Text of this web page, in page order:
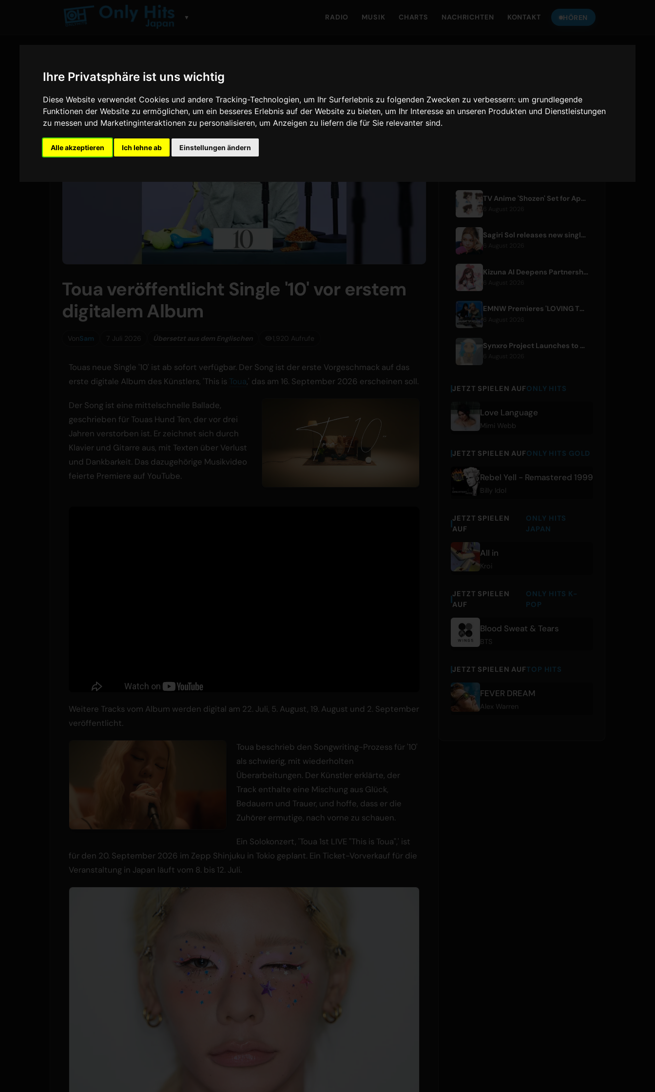
Ihre Privatsphäre ist uns wichtig
Diese Website verwendet Cookies und andere Tracking-Technologien, um Ihr Surferlebnis zu folgenden Zwecken zu verbessern: um grundlegende
Funktionen der Website zu ermöglichen, um ein besseres Erlebnis auf der Website zu bieten, um Ihr Interesse an unseren Produkten und Dienstleistungen
zu messen und Marketinginteraktionen zu personalisieren, um Anzeigen zu liefern die für Sie relevanter sind.
Alle akzeptieren Ich lehne ab Einstellungen ändern
▼ RADIO MUSIK CHARTS NACHRICHTEN KONTAKT HÖREN
Toua veröffentlicht Single '10' vor erstem
digitalem Album
VonSam 7 Juli 2026 Übersetzt aus dem Englischen 1,920 Aufrufe
Touas neue Single '10' ist ab sofort verfügbar. Der Song ist der erste Vorgeschmack auf das
erste digitale Album des Künstlers, 'This is Toua,' das am 16. September 2026 erscheinen soll.
Der Song ist eine mittelschnelle Ballade,
geschrieben für Touas Hund Ten, der vor drei
Jahren verstorben ist. Er zeichnet sich durch
Klavier und Gitarre aus, mit Texten über Verlust
und Dankbarkeit. Das dazugehörige Musikvideo
feierte Premiere auf YouTube.
Weitere Tracks vom Album werden digital am 22. Juli, 5. August, 19. August und 2. September
veröffentlicht.
Toua beschrieb den Songwriting-Prozess für '10'
als schwierig, mit wiederholten
Überarbeitungen. Der Künstler erklärte, der
Track enthalte eine Mischung aus Glück,
Bedauern und Trauer, und hoffe, dass er die
Zuhörer ermutige, nach vorne zu schauen.
Ein Solokonzert, 'Toua 1st LIVE "This is Toua",' ist
für den 20. September 2026 im Zepp Shinjuku in Tokio geplant. Ein Ticket-Vorverkauf für die
Veranstaltung in Japan läuft vom 8. bis 12. Juli.
Only Hits Japan
TV Anime 'Shozen' Set for April 2027 Premiere on Fuji TV
Sagiri Sol releases new single 'next to your love' after hiatus
6 August 2026
Kizuna AI Deepens Partnership with Asobisystem Ahead of 10th Anniversary World Tour
EMNW Premieres 'LOVING TO GET US BY' Music Video on August 7
6 August 2026
Synxro Project Launches to Create New IP from Fictional Anime Openings
JETZT SPIELEN AUFONLY HITS
Love Language
Mimi Webb
JETZT SPIELEN AUFONLY HITS GOLD
Rebel Yell - Remastered 1999
Billy Idol
JETZT SPIELEN
AUF
ONLY HITS
JAPAN
All in
Kroi
JETZT SPIELEN
AUF
ONLY HITS K-
POP
Blood Sweat & Tears
BTS
JETZT SPIELEN AUFTOP HITS
FEVER DREAM
Alex Warren